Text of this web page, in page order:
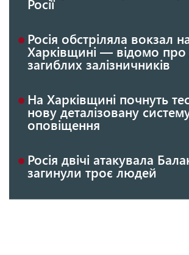
Росії
Росія обстріляла вокзал
Харківщині — відомо про
загиблих залізничників
На Харківщині почнуть
нову деталізовану
оповіщення
Росія двічі атакувала
загинули троє людей